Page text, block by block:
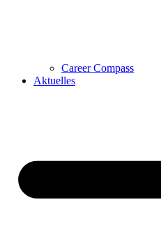
Career Compass
Aktuelles